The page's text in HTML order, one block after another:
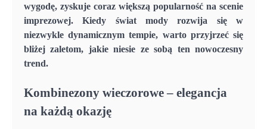
wygodę, zyskuje coraz większą popularność na scenie
imprezowej. Kiedy świat mody rozwija się w
niezwykle dynamicznym tempie, warto przyjrzeć się
bliżej zaletom, jakie niesie ze sobą ten nowoczesny
trend.
Kombinezony wieczorowe – elegancja
na każdą okazję